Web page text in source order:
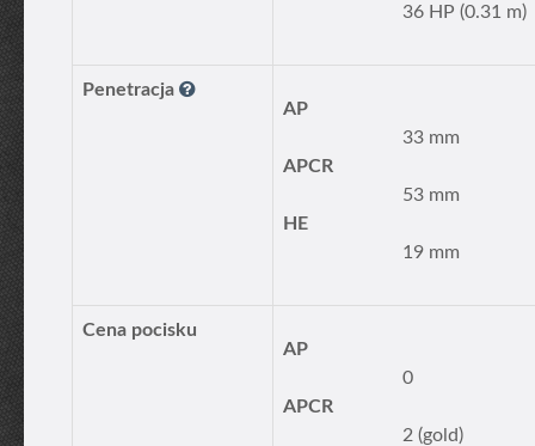
36 HP (0.31 m)
Penetracja
AP
33 mm
APCR
53 mm
HE
19 mm
Cena pocisku
AP
0
APCR
2 (gold)